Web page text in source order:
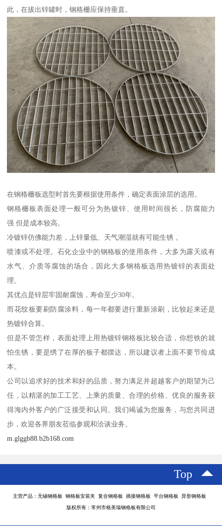
此，在拔出锌罐时，钢格栅应保持垂直。
在钢格栅板选型时首先要根据使用条件，确定表面涂层的选用。
钢格栅板表面处理一般可分为热镀锌、使用时间很长，防腐能力
强 但是成本较高。
冷镀锌仿佛能力差，上锌量低、天气潮湿就有可能生锈 。
喷漆或不处理。石化企业中的钢格板的使用条件，大多为露天或有
水气、介质等腐蚀的场合，因此大多钢格板选用热镀锌的表面处
理。
其优点是锌层牢固耐腐蚀，寿命至少30年。
而花纹板要刷防腐涂料，每一年都要进行重新涂刷，比较起来还是
热镀锌合算。
但是不管怎样，表面处理上用热镀锌钢格板比较合适，你想铁的就
怕生锈，要是绣了在厚的板子都摆达，所以建议者上面不要节俭成
本。
公司以追求好的技术和好的品质，努力满足并超越客户的期望为己
任，以精湛的加工工艺、上乘的质量、合理的价格、优良的服务获
得海内外客户的广泛接受和认同。我们竭诚为您服务，与您共同进
步，欢迎各界朋友莅临参观和洽谈业务。
m.glggb88.b2b168.com
Top
主营产品：无锡钢格板 钢格板安装夹 复合钢格板 插接钢格板 平台钢格板 异形钢格板
版权所有：常州市格美瑞钢格板有限公司